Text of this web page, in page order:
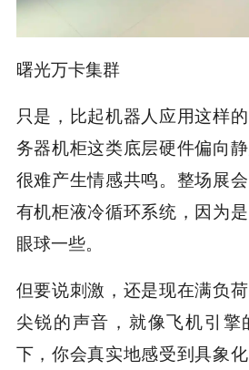
曙光万卡集群
只是，比起机器人应用这样
务器机柜这类底层硬件偏向
很难产生情感共鸣。整场展
有机柜液冷循环系统，因为
眼球一些。
但要说刺激，还是现在满负
尖锐的声音，就像飞机引
下，你会真实地感受到具象